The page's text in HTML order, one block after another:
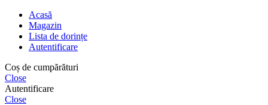
Acasă
Magazin
Lista de dorințe
Autentificare
Coș de cumpărături
Close
Autentificare
Close